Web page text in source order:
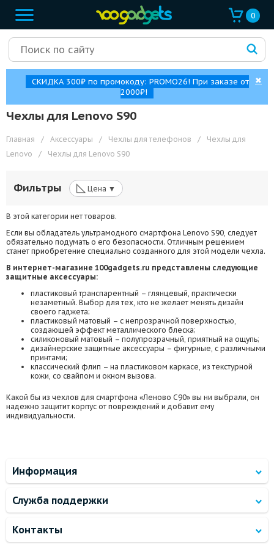
0
СКИДКА 300₽ по промокоду: PROMO26! При заказе от
2000₽!
✖
Чехлы для Lenovo S90
Главная / Аксессуары / Чехлы для телефонов /
Чехлы для
Lenovo
/ Чехлы для Lenovo S90
Фильтры ◺ Цена ▼
В этой категории нет товаров.
Если вы обладатель ультрамодного смартфона Lenovo S90, следует
обязательно подумать о его безопасности. Отличным решением
станет приобретение специально созданного для этой модели чехла.
В интернет-магазине 100gadgets.ru представлены следующие
защитные аксессуары:
пластиковый транспарентный – глянцевый, практически
незаметный. Выбор для тех, кто не желает менять дизайн
своего гаджета;
пластиковый матовый – с непрозрачной поверхностью,
создающей эффект металлического блеска;
силиконовый матовый – полупрозрачный, приятный на ощупь;
дизайнерские защитные аксессуары – фигурные, с различными
принтами;
классический флип – на пластиковом каркасе, из текстурной
кожи, со свайпом и окном вызова.
Какой бы из чехлов для смартфона «Леново С90» вы ни выбрали, он
надежно защитит корпус от повреждений и добавит ему
индивидуальности.
Информация
Служба поддержки
Контакты